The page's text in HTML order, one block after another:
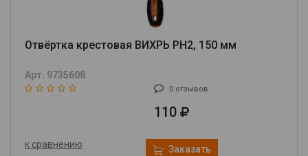
Отвёртка крестовая ВИХРЬ PH2, 150 мм
Арт. 9735608
0 отзывов
110
к сравнению Заказать